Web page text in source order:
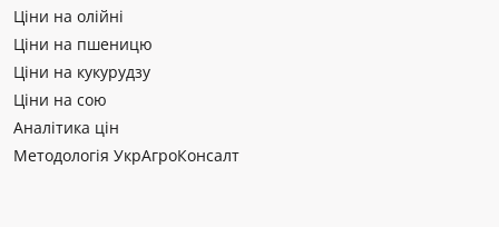
Ціни на олійні
Ціни на пшеницю
Ціни на кукурудзу
Ціни на сою
Аналітика цін
Методологія УкрАгроКонсалт